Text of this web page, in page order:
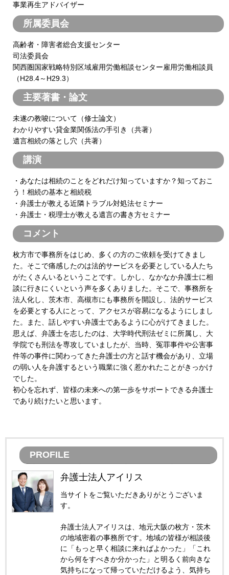
事業再生アドバイザー
所属委員会
高齢者・障害者総合支援センター
司法委員会
関西圏国家戦略特別区域雇用労働相談センター雇用労働相談員
（H28.4～H29.3）
主要著書・論文
未遂の教唆について（修士論文）
わかりやすい貸金業関係法の手引き（共著）
遺言相続の落とし穴（共著）
講演
・あなたは相続のことをどれだけ知っていますか？知っておこ
う！相続の基本と相続税
・弁護士が教える近隣トラブル対処法セミナー
・弁護士・税理士が教える遺言の書き方セミナー
コメント
枚方市で事務所をはじめ、多くの方のご依頼を受けてきまし
た。そこで痛感したのは法的サービスを必要としている人たち
がたくさんいるということです。しかし、なかなか弁護士に相
談に行きにくいという声を多くありました。そこで、事務所を
法人化し、茨木市、高槻市にも事務所を開設し、法的サービス
を必要とする人にとって、アクセスが容易になるようにしまし
た。また、話しやすい弁護士であるように心がけてきました。
思えば、弁護士を志したのは、大学時代刑法ゼミに所属し、大
学院でも刑法を専攻していましたが、当時、冤罪事件や公害事
件等の事件に関わってきた弁護士の方と話す機会があり、立場
の弱い人を弁護するという職業に強く惹かれたことがきっかけ
でした。
初心を忘れず、皆様の未来への第一歩をサポートできる弁護士
であり続けたいと思います。
PROFILE
弁護士法人アイリス
当サイトをご覧いただきありがとうございま
す。
弁護士法人アイリスは、地元大阪の枚方・茨木
の地域密着の事務所です。地域の皆様が相談後
に「もっと早く相談に来ればよかった」「これ
から何をすべきか分かった」と明るく前向きな
気持ちになって帰っていただけるよう、気持ち